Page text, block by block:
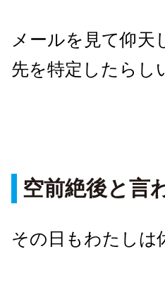
メールを見て仰天
先を特定したらし
空前絶後と言
その日もわたしは